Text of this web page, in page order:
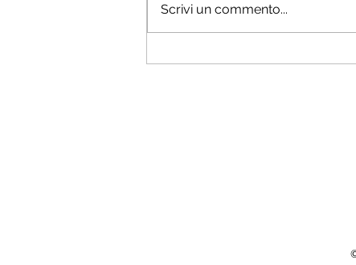
Scrivi un commento...